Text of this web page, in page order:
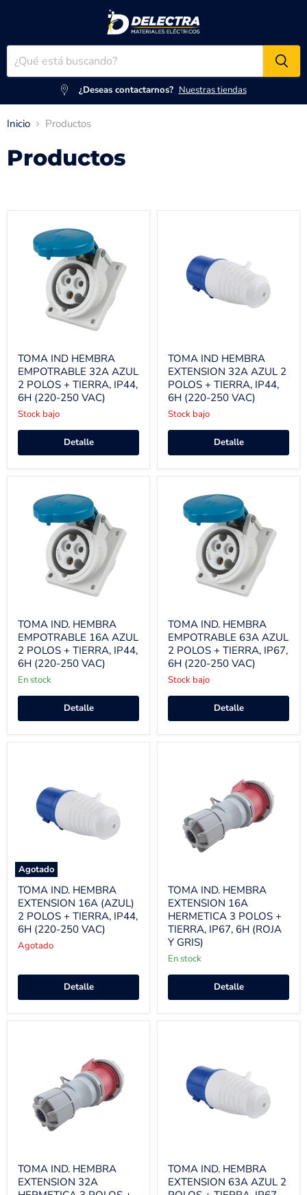
¿Deseas contactarnos? Nuestras tiendas
Inicio Productos
Productos
TOMA IND HEMBRA
EMPOTRABLE 32A AZUL
2 POLOS + TIERRA, IP44,
6H (220-250 VAC)
Stock bajo
Detalle
TOMA IND HEMBRA
EXTENSION 32A AZUL 2
POLOS + TIERRA, IP44,
6H (220-250 VAC)
Stock bajo
Detalle
TOMA IND. HEMBRA
EMPOTRABLE 16A AZUL
2 POLOS + TIERRA, IP44,
6H (220-250 VAC)
En stock
Detalle
TOMA IND. HEMBRA
EMPOTRABLE 63A AZUL
2 POLOS + TIERRA, IP67,
6H (220-250 VAC)
Stock bajo
Detalle
Agotado
TOMA IND. HEMBRA
EXTENSION 16A (AZUL)
2 POLOS + TIERRA, IP44,
6H (220-250 VAC)
Agotado
Detalle
TOMA IND. HEMBRA
EXTENSION 16A
HERMETICA 3 POLOS +
TIERRA, IP67, 6H (ROJA
Y GRIS)
En stock
Detalle
TOMA IND. HEMBRA
EXTENSION 32A
TOMA IND. HEMBRA
EXTENSION 63A AZUL 2